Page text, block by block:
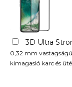
3D Ultra
0,32 mm
kimagasló karc és